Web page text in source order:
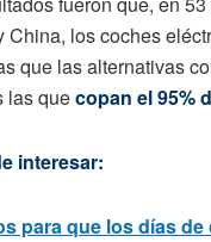
China, los coches
que las alternativas
las quecopan el 95%
interesar:
para que los días